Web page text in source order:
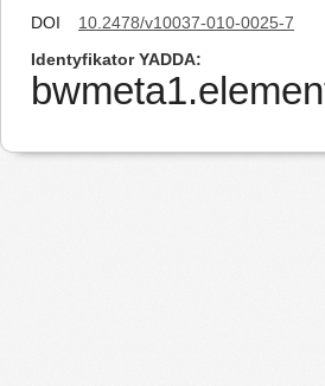
DOI
10.2478/v10037-010-0025-7
Identyfikator YADDA